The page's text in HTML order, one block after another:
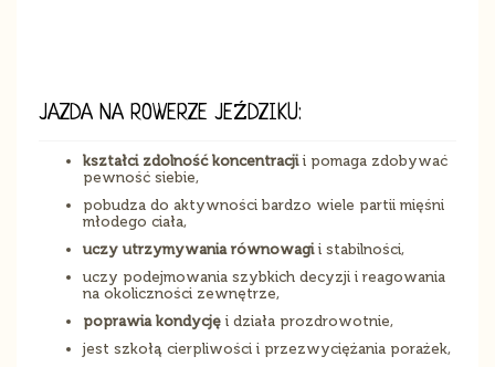
JAZDA NA ROWERZE JEŹDZIKU:
kształci zdolność koncentracjii pomaga zdobywać
pewność siebie,
pobudza do aktywności bardzo wiele partii mięśni
młodego ciała,
uczy utrzymywania równowagii stabilności,
uczy podejmowania szybkich decyzji i reagowania
na okoliczności zewnętrze,
poprawia kondycję i działa prozdrowotnie,
jest szkołą cierpliwości i przezwyciężania porażek,